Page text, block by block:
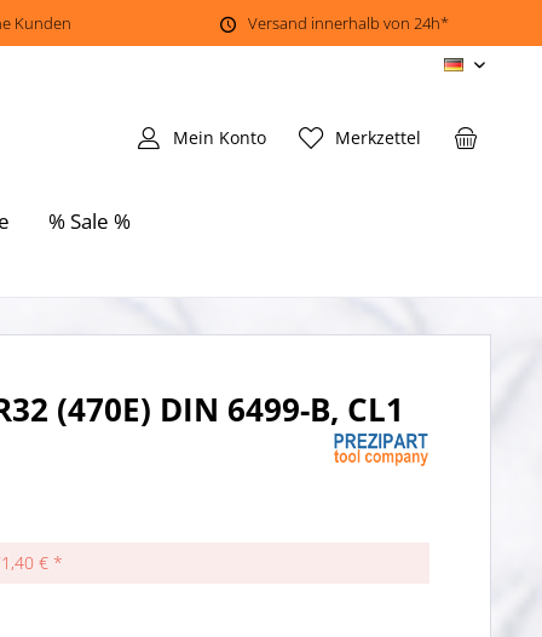
Kunden Versand innerhalb von 24h*
DE
Merkzettel
Mein Konto
% Sale %
(470E) DIN 6499-B, CL1
€ *